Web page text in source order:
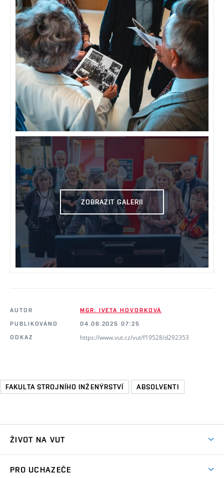
ZOBRAZIT GALERII
AUTOR
MGR. IVETA HOVORKOVÁ
PUBLIKOVÁNO
04.06.2025 07:25
ODKAZ
https://www.vut.cz/vut/f19528/d292353
FAKULTA STROJNÍHO INŽENÝRSTVÍ ABSOLVENTI
ŽIVOT NA VUT
PRO UCHAZEČE